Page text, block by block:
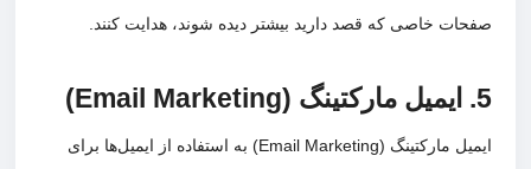
خاصی که قصد دارید بیشتر دیده شوند، هدایت کنند.
ایمیل مارکتینگ (Email Marketing) به استفاده از ایمیل‌ها برای